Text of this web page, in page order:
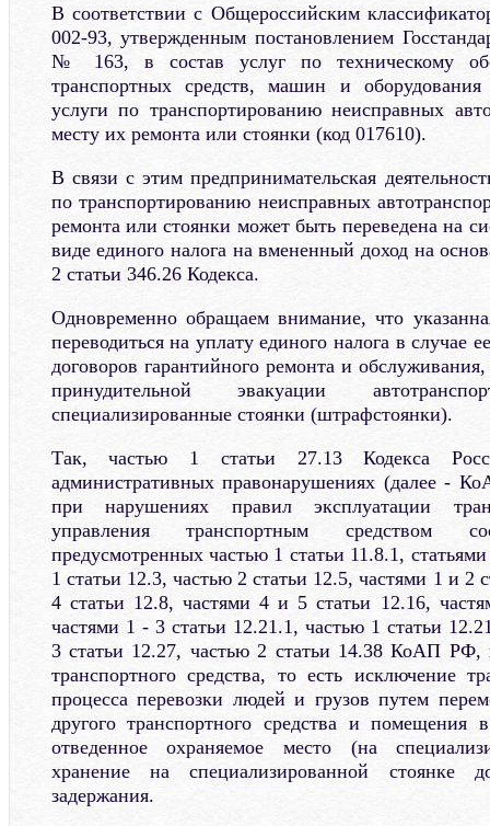
В соответствии с Общероссийским
002-93, утвержденным постановлением
№ 163, в состав услуг по техническому
транспортных средств, машин и
услуги по транспортированию неисправных
месту их ремонта или стоянки (код 017610).
В связи с этим предпринимательская
по транспортированию неисправных
ремонта или стоянки может быть переведена на
виде единого налога на вмененный доход на
2 статьи 346.26 Кодекса.
Одновременно обращаем внимание, что
переводиться на уплату единого налога в случае
договоров гарантийного ремонта и
принудительной эвакуации
специализированные стоянки (штрафстоянки).
Так, частью 1 статьи 27.13 Кодекса
административных правонарушениях (далее -
при нарушениях правил эксплуатации
управления транспортным средством
предусмотренных частью 1 статьи 11.8.1,
1 статьи 12.3, частью 2 статьи 12.5, частями 1 и 2
4 статьи 12.8, частями 4 и 5 статьи 12.16,
частями 1 - 3 статьи 12.21.1, частью 1 статьи
3 статьи 12.27, частью 2 статьи 14.38 КоАП РФ,
транспортного средства, то есть исключение
процесса перевозки людей и грузов путем
другого транспортного средства и помещения
отведенное охраняемое место (на
хранение на специализированной стоянке
задержания.